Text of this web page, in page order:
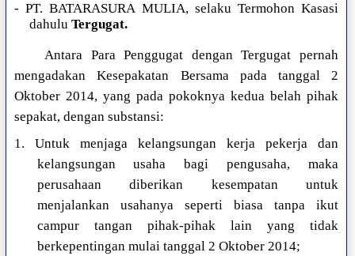
- PT. BATARASURA MULIA, selaku Termohon Kasasi
dahuluTergugat.
Antara Para Penggugat dengan Tergugat pernah
mengadakan Kesepakatan Bersama pada tanggal 2
Oktober 2014, yang pada pokoknya kedua belah pihak
sepakat, dengan substansi:
1. Untuk menjaga kelangsungan kerja pekerja dan
kelangsungan usaha bagi pengusaha, maka
perusahaan diberikan kesempatan untuk
menjalankan usahanya seperti biasa tanpa ikut
campur tangan pihak-pihak lain yang tidak
berkepentingan mulai tanggal 2 Oktober 2014;